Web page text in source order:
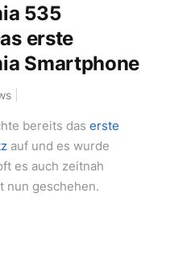
535
erste
Smartphone
bereits das erste
auf und es wurde
es auch zeitnah
nun geschehen.